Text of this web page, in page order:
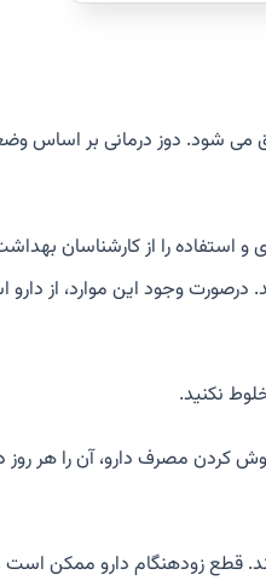
می شود. دوز درمانی بر اساس
استفاده را از کارشناسان
درصورت وجود این موارد، از دارو
نکنید.
کردن مصرف دارو، آن را هر روز
قطع زودهنگام دارو ممکن